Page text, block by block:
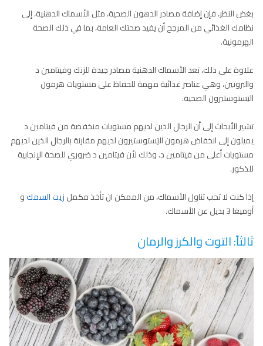
بغض النظر، فإن إضافة مصادر الدهون الصحية، مثل الأسماك الدهنية، إلى
نظامك الغذائي من المرجح أن يفيد صحتك العامة، بما في ذلك الصحة
الهرمونية.
علاوة على ذلك، تعد الأسماك الدهنية مصادر جيدة للزنك وفيتامين د
والبروتين، وهي عناصر غذائية مهمة للحفاظ على مستويات هرمون
التِستوستيرون الصحية.
تشير الأبحاث إلى أن الرجال الذين لديهم مستويات منخفضة من فيتامين د
يميلون إلى انخفاض هرمون التِستوستيرون لديهم مقارنة بالرجال الذين لديهم
مستويات أعلى من فيتامين د. وذلك لأن فيتامين د ضروري للصحة الإنجابية
للذكور.
إذا كنت لا تحب تناول الأسماك، من الممكن ان تأخذ مكملزيت السمكو
أوميغا 3 بديل عن الأسماك.
ثالثاً: التوت والكرز والرمان